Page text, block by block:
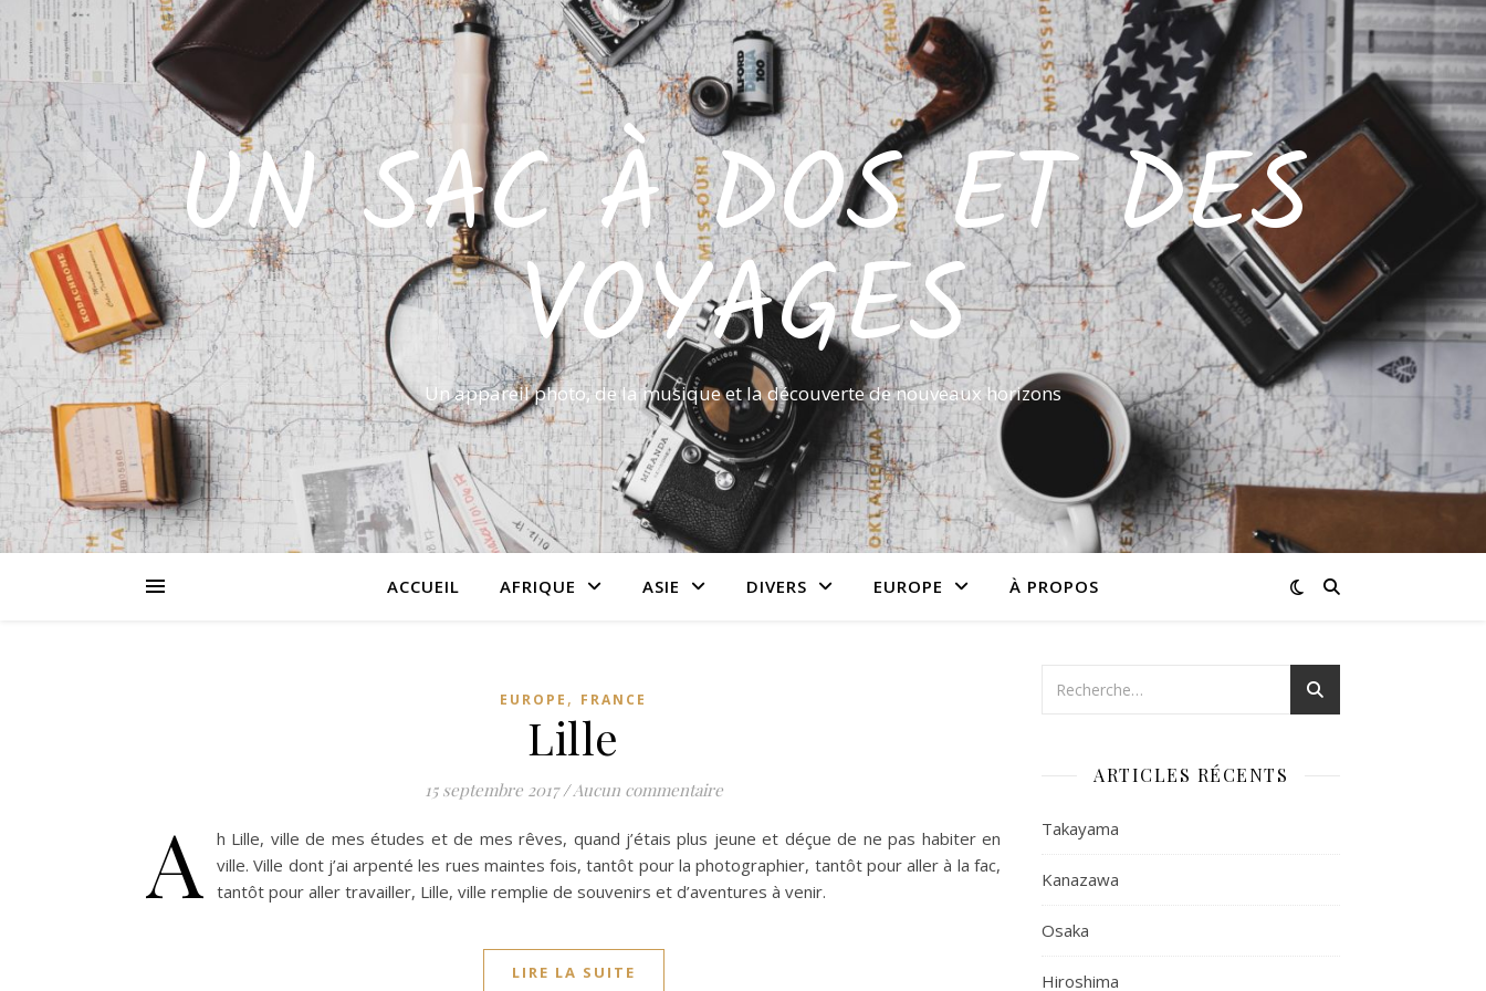
UN SAC À DOS ET DES
VOYAGES
Un appareil photo, de la musique et la découverte de nouveaux horizons
ACCUEIL AFRIQUE ASIE DIVERS EUROPE À PROPOS
EUROPE , FRANCE
Lille
15 septembre 2017 /Aucun commentaire
A
h Lille, ville de mes études et de mes rêves, quand j’étais plus jeune et déçue de ne pas habiter en
ville. Ville dont j’ai arpenté les rues maintes fois, tantôt pour la photographier, tantôt pour aller à la fac,
tantôt pour aller travailler, Lille, ville remplie de souvenirs et d’aventures à venir.
LIRE LA SUITE
ARTICLES RÉCENTS
Takayama
Kanazawa
Osaka
Hiroshima